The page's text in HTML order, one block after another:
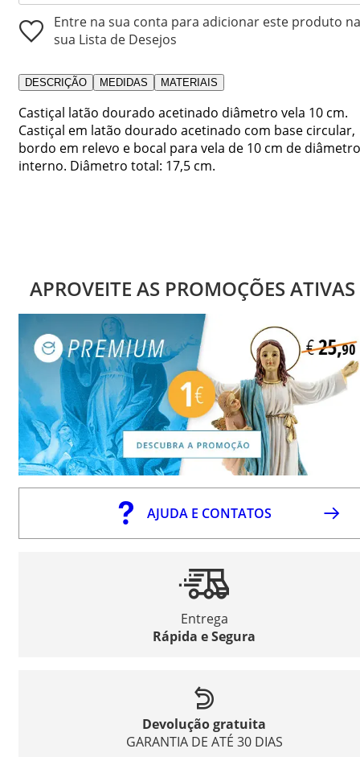
Entre na sua conta para adicionar este produto na
sua Lista de Desejos
DESCRIÇÃO MEDIDAS MATERIAIS
Castiçal latão dourado acetinado diâmetro vela 10 cm.
Castiçal em latão dourado acetinado com base circular,
bordo em relevo e bocal para vela de 10 cm de diâmetro
interno. Diâmetro total: 17,5 cm.
APROVEITE AS PROMOÇÕES ATIVAS
AJUDA E CONTATOS
Entrega
Rápida e Segura
Devolução gratuita
GARANTIA DE ATÉ 30 DIAS